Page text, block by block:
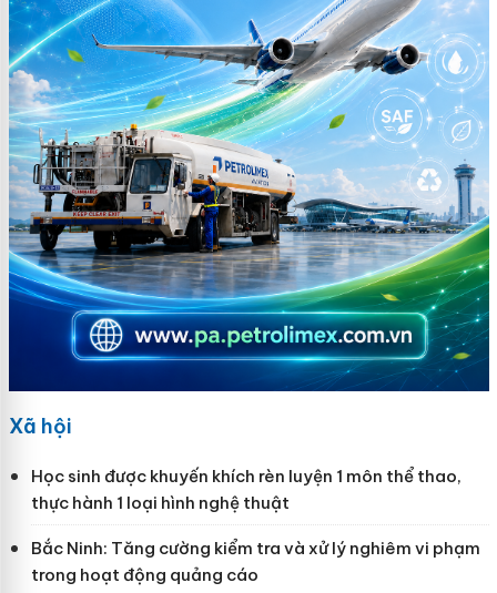
Xã hội
Học sinh được khuyến khích rèn luyện 1 môn thể thao,
thực hành 1 loại hình nghệ thuật
Bắc Ninh: Tăng cường kiểm tra và xử lý nghiêm vi phạm
trong hoạt động quảng cáo